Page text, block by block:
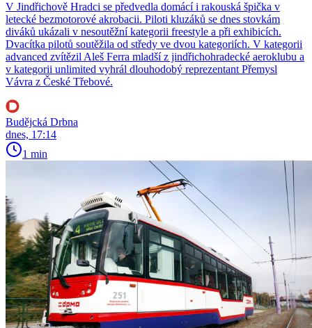
V Jindřichově Hradci se předvedla domácí i rakouská špička v
letecké bezmotorové akrobacii. Piloti kluzáků se dnes stovkám
diváků ukázali v nesoutěžní kategorii freestyle a při exhibicích.
Dvacítka pilotů soutěžila od středy ve dvou kategoriích. V kategorii
advanced zvítězil Aleš Ferra mladší z jindřichohradecké aeroklubu a
v kategorii unlimited vyhrál dlouhodobý reprezentant Přemysl
Vávra z České Třebové.
Budějcká Drbna
dnes, 17:14
1 min